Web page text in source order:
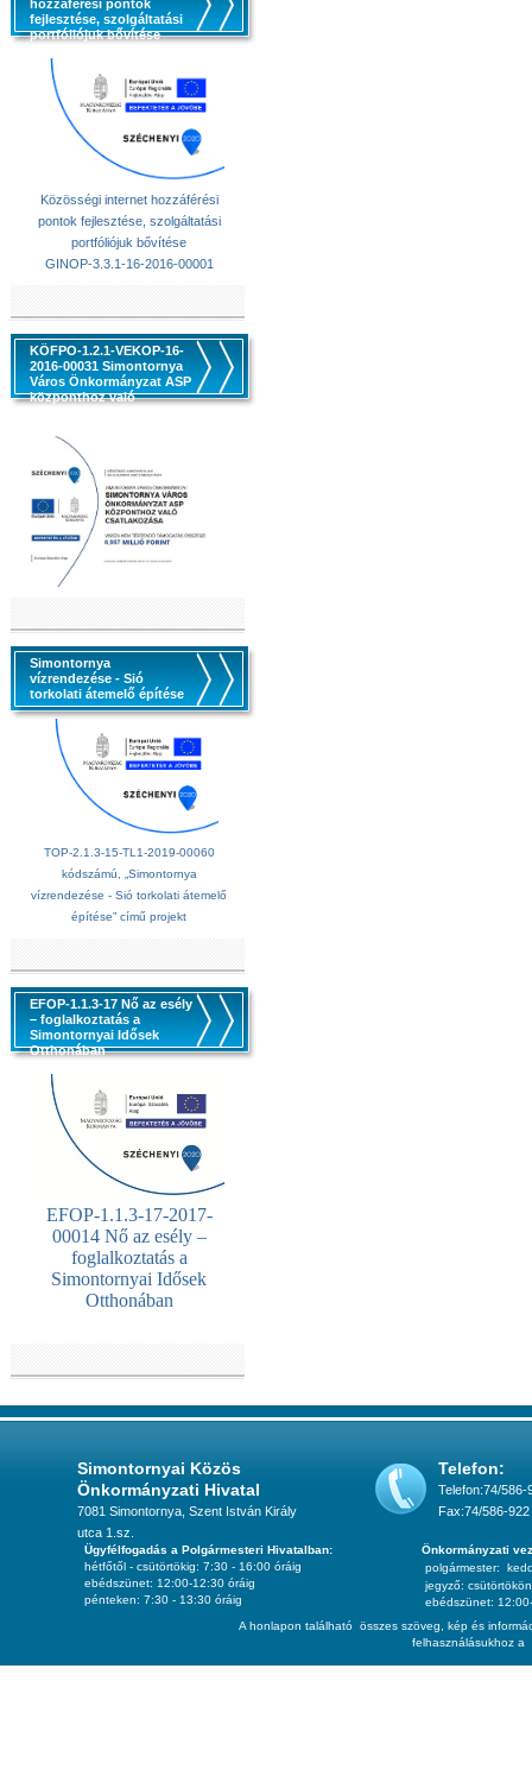
hozzáférési pontok
fejlesztése, szolgáltatási
portfóliójuk bővítése
Közösségi internet hozzáférési
pontok fejlesztése, szolgáltatási
portfóliójuk bővítése
GINOP-3.3.1-16-2016-00001
KÖFPO-1.2.1-VEKOP-16-
2016-00031 Simontornya
Város Önkormányzat ASP
központhoz való
Simontornya
vízrendezése - Sió
torkolati átemelő építése
TOP-2.1.3-15-TL1-2019-00060
kódszámú, „Simontornya
vízrendezése - Sió torkolati átemelő
építése” című projekt
EFOP-1.1.3-17 Nő az esély
– foglalkoztatás a
Simontornyai Idősek
Otthonában
EFOP-1.1.3-17-2017-
00014 Nő az esély –
foglalkoztatás a
Simontornyai Idősek
Otthonában
Simontornyai Közös
Önkormányzati Hivatal
7081 Simontornya, Szent István Király
utca 1.sz.
Telefon:
Telefon:74/586-
Fax:74/586-922
A honlapon található összes szöveg, kép és
felhasználásukhoz a
Ügyfélfogadás a Polgármesteri Hivatalban:
hétfőtől - csütörtökig: 7:30 - 16:00 óráig
ebédszünet: 12:00-12:30 óráig
pénteken: 7:30 - 13:30 óráig
Önkormányzati
polgármester:
jegyző: csütörtökön
ebédszünet: